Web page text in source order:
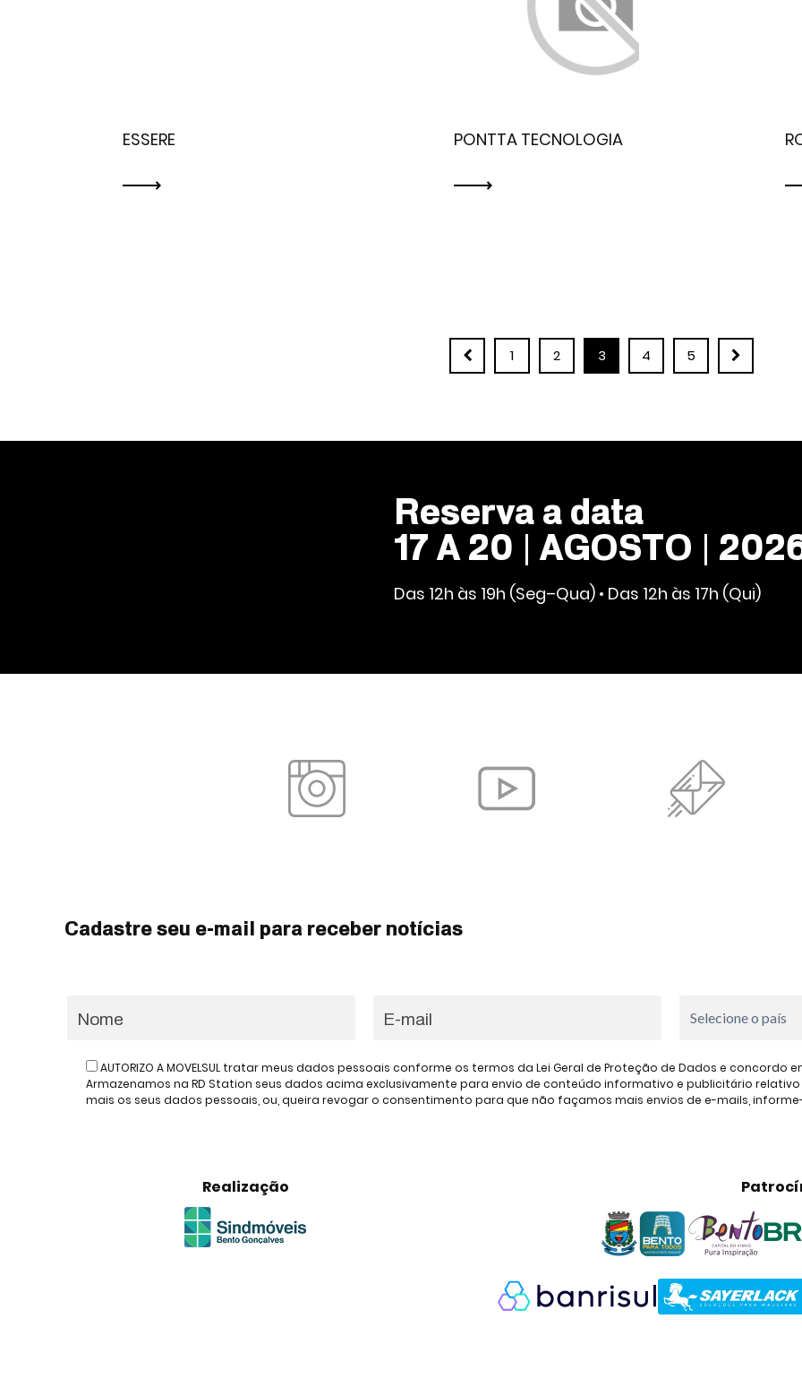
ESSERE PONTTA TECNOLOGIA
1 2 3 4 5
Reserva a data
17 A 20 | AGOSTO |
Das 12h às 19h (Seg–Qua) • Das 12h às 17h (Qui)
Cadastre seu e-mail para receber notícias
AUTORIZO A MOVELSUL tratar meus dados pessoais conforme os termos da Lei Geral de Proteção de Dados e
Armazenamos na RD Station seus dados acima exclusivamente para envio de conteúdo informativo e publicitário relativo à
mais os seus dados pessoais, ou, queira revogar o consentimento para que não façamos mais envios de e-mails,
Realização